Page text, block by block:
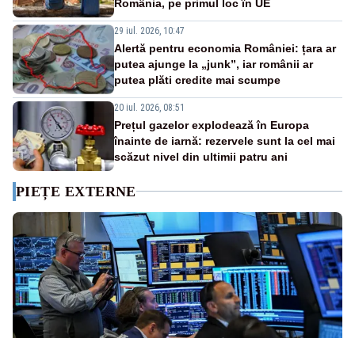
România, pe primul loc în UE
29 iul. 2026, 10:47
Alertă pentru economia României: țara ar
putea ajunge la „junk”, iar românii ar
putea plăti credite mai scumpe
20 iul. 2026, 08:51
Prețul gazelor explodează în Europa
înainte de iarnă: rezervele sunt la cel mai
scăzut nivel din ultimii patru ani
PIEȚE EXTERNE